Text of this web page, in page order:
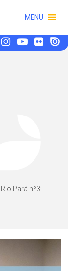
MENU
Pará nº3: